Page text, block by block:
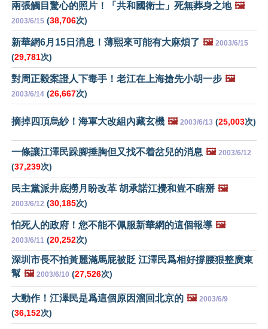
兩張觸目驚心的照片！「共和國衛士」死無葬身之地 🖼️
2003/6/15 (38,706次)
新華網6月15日消息！薄熙來可能有大麻煩了 🖼️ 2003/6/15
(29,781次)
對周正毅案證人下毒手！老江在上海搶先小胡一步 🖼️
2003/6/14 (26,667次)
摘掉四頂烏紗！海軍大改組內藏玄機 🖼️ 2003/6/13 (25,003次)
一條讓江澤民跺腳捶胸但又找不着岔兒的消息 🖼️ 2003/6/12
(37,239次)
民主黨派井底撈月盼改革 胡承諾江攪和豈不瞎掰 🖼️
2003/6/12 (30,185次)
怕死人的政府！您不能不佩服新華網的這個報導 🖼️
2003/6/11 (20,252次)
深圳市長不拍黃麗滿馬屁被貶 江澤民爲相好撐腰狠整廣東
幫 🖼️ 2003/6/10 (27,526次)
大動作！江澤民是爲這個原因溜回北京的 🖼️ 2003/6/9
(36,152次)